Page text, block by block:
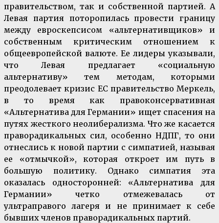
правительством, так и собственной партией. А
Левая партия поторопилась провести границу
между евроскепсисом «альтернативщиков» и
собственным критическим отношением к
общеевропейской валюте. Ее лидеры указывали,
что Левая предлагает «социальную
альтернативу» тем методам, которыми
преодолевает кризис ЕС правительство Меркель,
в то время как правоконсервативная
«Альтернатива для Германии» ищет спасения на
путях жесткого неолиберализма. Что же касается
праворадикальных сил, особенно НДПГ, то они
отнеслись к новой партии с симпатией, называя
ее «отмычкой», которая откроет им путь в
большую политику. Однако симпатия эта
оказалась односторонней: «Альтернатива для
Германии» четко отмежевалась от
ультраправого лагеря и не принимает к себе
бывших членов праворадикальных партий.